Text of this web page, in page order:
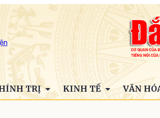
TRỊ KINH TẾ VĂN